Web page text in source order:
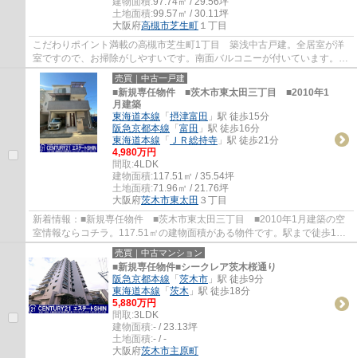
土地面積:99.57㎡ / 30.11坪
大阪府高槻市芝生町 １丁目
こだわりポイント満載の高槻市芝生町1丁目 築浅中古戸建。全居室が洋
室ですので、お掃除がしやすいです。南面バルコニーが付いています。浴
室乾燥機のあるお風呂場は洗濯物を干すとき...
売買｜中古一戸建
■新規専任物件 ■茨木市東太田三丁目 ■2010年1
月建築
東海道本線 「 摂津富田 」駅 徒歩15分
阪急京都本線 「 富田 」駅 徒歩16分
東海道本線 「 ＪＲ総持寺 」駅 徒歩21分
4,980万円
間取:4LDK
建物面積:117.51㎡ / 35.54坪
土地面積:71.96㎡ / 21.76坪
大阪府茨木市東太田 ３丁目
新着情報：■新規専任物件 ■茨木市東太田三丁目 ■2010年1月建築の空
室情報ならコチラ。117.51㎡の建物面積がある物件です。駅まで徒歩15
分の場所に立地しています。駐車が2台できるの...
売買｜中古マンション
■新規専任物件■シークレア茨木桜通り
阪急京都本線 「 茨木市 」駅 徒歩9分
東海道本線 「 茨木 」駅 徒歩18分
5,880万円
間取:3LDK
建物面積:- / 23.13坪
土地面積:- / -
大阪府茨木市主原町